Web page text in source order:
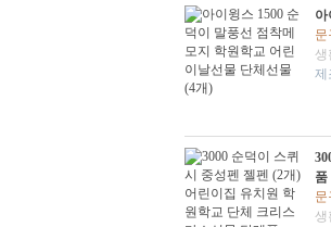
아
문
생
제
품
문
생